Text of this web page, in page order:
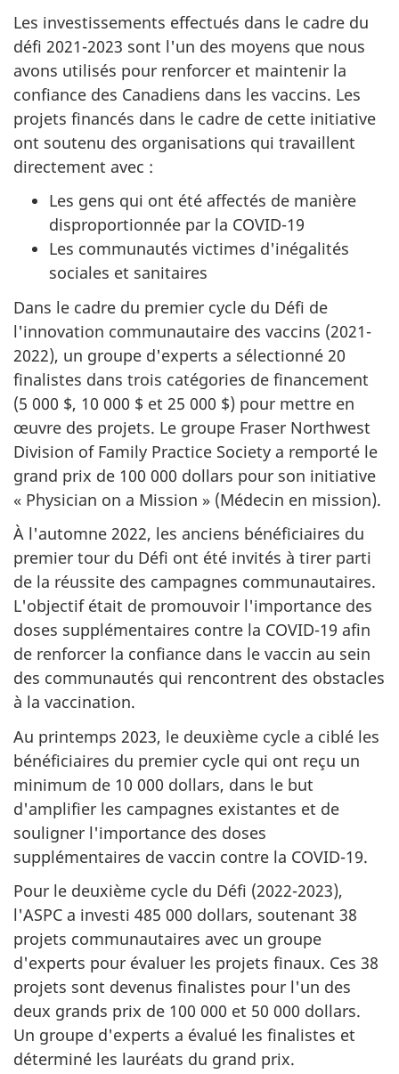
Les investissements effectués dans le cadre du
défi 2021-2023 sont l'un des moyens que nous
avons utilisés pour renforcer et maintenir la
confiance des Canadiens dans les vaccins. Les
projets financés dans le cadre de cette initiative
ont soutenu des organisations qui travaillent
directement avec :
Les gens qui ont été affectés de manière
disproportionnée par la COVID-19
Les communautés victimes d'inégalités
sociales et sanitaires
Dans le cadre du premier cycle du Défi de
l'innovation communautaire des vaccins (2021-
2022), un groupe d'experts a sélectionné 20
finalistes dans trois catégories de financement
(5 000 $, 10 000 $ et 25 000 $) pour mettre en
œuvre des projets. Le groupe Fraser Northwest
Division of Family Practice Society a remporté le
grand prix de 100 000 dollars pour son initiative
« Physician on a Mission » (Médecin en mission).
À l'automne 2022, les anciens bénéficiaires du
premier tour du Défi ont été invités à tirer parti
de la réussite des campagnes communautaires.
L'objectif était de promouvoir l'importance des
doses supplémentaires contre la COVID-19 afin
de renforcer la confiance dans le vaccin au sein
des communautés qui rencontrent des obstacles
à la vaccination.
Au printemps 2023, le deuxième cycle a ciblé les
bénéficiaires du premier cycle qui ont reçu un
minimum de 10 000 dollars, dans le but
d'amplifier les campagnes existantes et de
souligner l'importance des doses
supplémentaires de vaccin contre la COVID-19.
Pour le deuxième cycle du Défi (2022-2023),
l'ASPC a investi 485 000 dollars, soutenant 38
projets communautaires avec un groupe
d'experts pour évaluer les projets finaux. Ces 38
projets sont devenus finalistes pour l'un des
deux grands prix de 100 000 et 50 000 dollars.
Un groupe d'experts a évalué les finalistes et
déterminé les lauréats du grand prix.